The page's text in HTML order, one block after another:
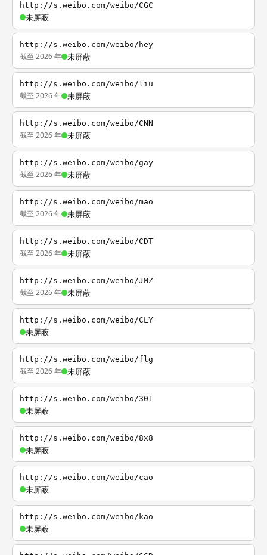
http://s.weibo.com/weibo/CGC
未屏蔽
http://s.weibo.com/weibo/hey
截至 2026 年 未屏蔽
http://s.weibo.com/weibo/liu
截至 2026 年 未屏蔽
http://s.weibo.com/weibo/CNN
截至 2026 年 未屏蔽
http://s.weibo.com/weibo/gay
截至 2026 年 未屏蔽
http://s.weibo.com/weibo/mao
截至 2026 年 未屏蔽
http://s.weibo.com/weibo/CDT
截至 2026 年 未屏蔽
http://s.weibo.com/weibo/JMZ
截至 2026 年 未屏蔽
http://s.weibo.com/weibo/CLY
未屏蔽
http://s.weibo.com/weibo/flg
截至 2026 年 未屏蔽
http://s.weibo.com/weibo/301
未屏蔽
http://s.weibo.com/weibo/8x8
未屏蔽
http://s.weibo.com/weibo/cao
未屏蔽
http://s.weibo.com/weibo/kao
未屏蔽